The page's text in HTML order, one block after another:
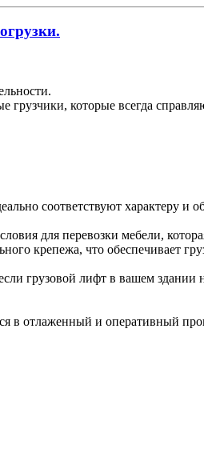
которые всегда
соответствуют характеру и
для перевозки мебели,
крепежа, что обеспечивает
лифт в вашем здании
в отлаженный и оперативный